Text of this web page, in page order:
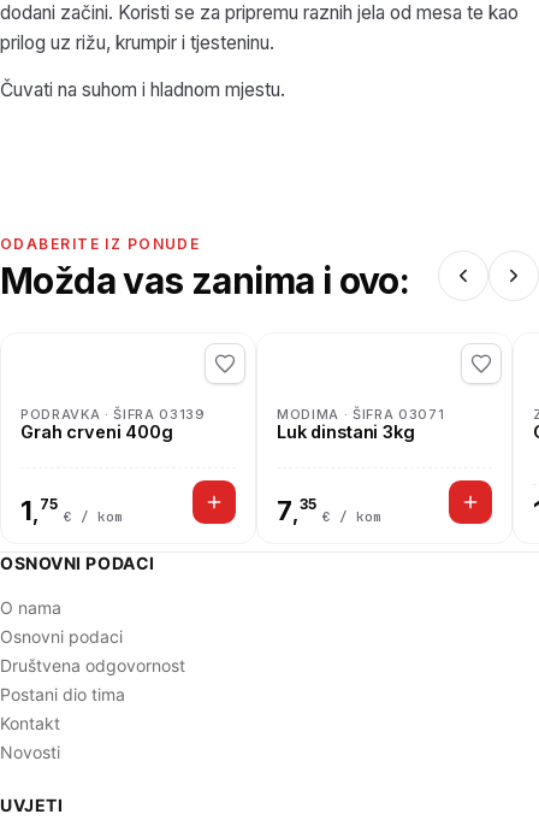
dodani začini. Koristi se za pripremu raznih jela od mesa te kao
prilog uz rižu, krumpir i tjesteninu.
Čuvati na suhom i hladnom mjestu.
ODABERITE IZ PONUDE
Možda vas zanima i ovo:
PODRAVKA · ŠIFRA 03139
Grah crveni 400g
1, 75
€ / kom
MODIMA · ŠIFRA 03071
Luk dinstani 3kg
7,35
€ / kom
OSNOVNI PODACI
O nama
Osnovni podaci
Društvena odgovornost
Postani dio tima
Kontakt
Novosti
UVJETI